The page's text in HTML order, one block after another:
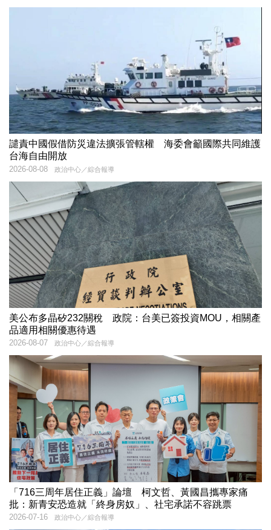
譴責中國假借防災違法擴張管轄權 海委會籲國際共同維護
台海自由開放
政治中心／綜合報導
2026-08-08
美公布多晶矽232關稅 政院：台美已簽投資MOU，相關產
品適用相關優惠待遇
政治中心／綜合報導
2026-08-07
「716三周年居住正義」論壇 柯文哲、黃國昌攜專家痛
批：新青安恐造就「終身房奴」、社宅承諾不容跳票
政治中心／綜合報導
2026-07-16